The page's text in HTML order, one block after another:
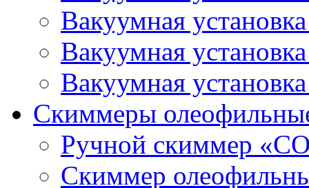
Вакуумная
Вакуумная
Вакуумная
Скиммеры
Ручной скиммер
Скиммер